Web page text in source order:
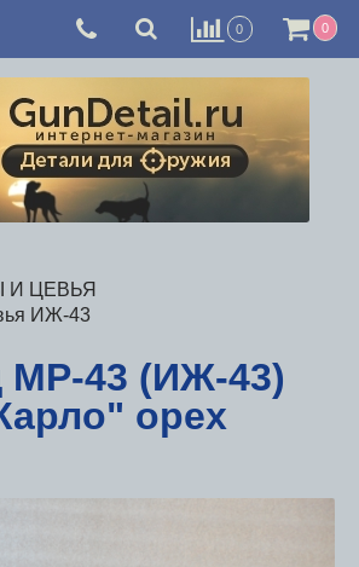
0 0
И ЦЕВЬЯ
ИЖ-43
МР-43 (ИЖ-43)
орех